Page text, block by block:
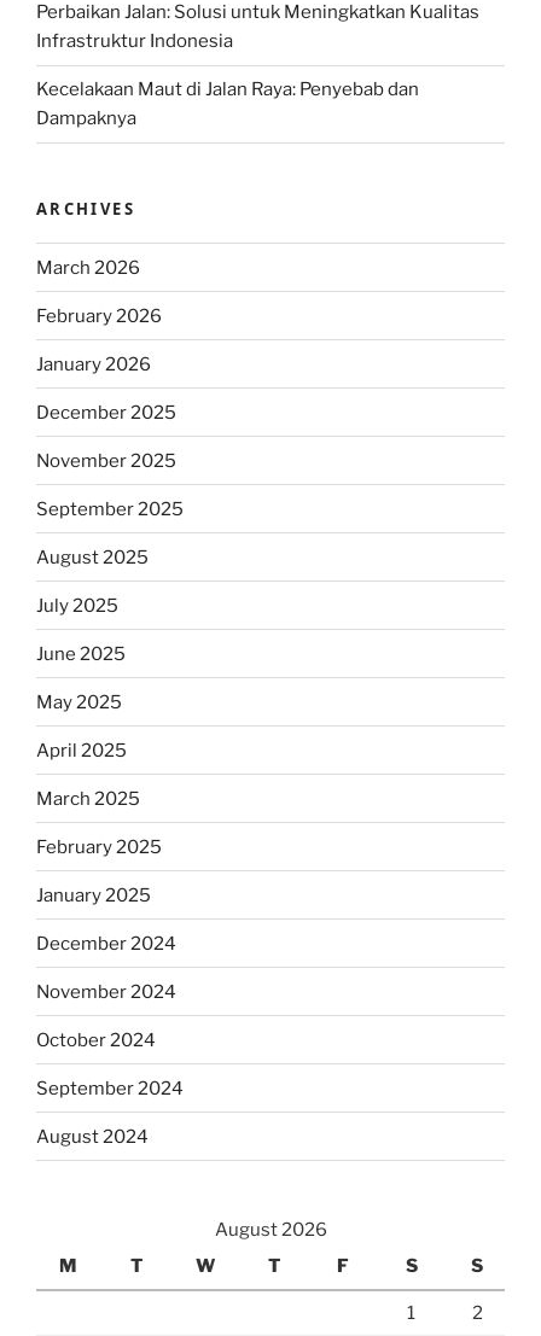
Perbaikan Jalan: Solusi untuk Meningkatkan Kualitas
Infrastruktur Indonesia
Kecelakaan Maut di Jalan Raya: Penyebab dan
Dampaknya
ARCHIVES
March 2026
February 2026
January 2026
December 2025
November 2025
September 2025
August 2025
July 2025
June 2025
May 2025
April 2025
March 2025
February 2025
January 2025
December 2024
November 2024
October 2024
September 2024
August 2024
August 2026
M
T W T F S S
1 2